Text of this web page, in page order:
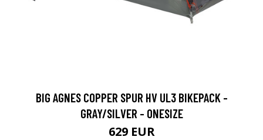
BIG AGNES COPPER SPUR HV UL3 BIKEPACK -
GRAY/SILVER - ONESIZE
629 EUR